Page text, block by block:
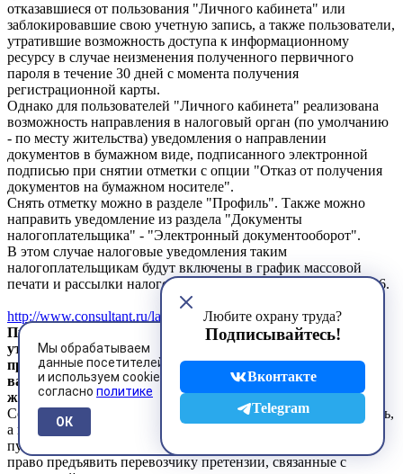
отказавшиеся от пользования "Личного кабинета" или
заблокировавшие свою учетную запись, а также пользователи,
утратившие возможность доступа к информационному
ресурсу в случае неизменения полученного первичного
пароля в течение 30 дней с момента получения
регистрационной карты.
Однако для пользователей "Личного кабинета" реализована
возможность направления в налоговый орган (по умолчанию
- по месту жительства) уведомления о направлении
документов в бумажном виде, подписанного электронной
подписью при снятии отметки с опции "Отказ от получения
документов на бумажном носителе".
Снять отметку можно в разделе "Профиль". Также можно
направить уведомление из раздела "Документы
налогоплательщика" - "Электронный документооборот".
В этом случае налоговые уведомления таким
налогоплательщикам будут включены в график массовой
печати и рассылки налоговых уведомлений после 01.09.2016.
http://www.consultant.ru/law/hotdocs/47286.html
Приказ Минтранса России от 31.03.2016 N 84 "Об
утверждении Правил предъявления и рассмотрения
претензий при перевозке грузов, порожних грузовых
вагонов, не принадлежащих перевозчику,
железнодорожным транспортом"
Согласно новому приказу грузоотправитель, грузополучатель,
а в отдельных случаях также владелец железнодорожного
пути необщего пользования, вагонов, контейнеров имеет
право предъявить перевозчику претензии, связанные с
Мы обрабатываем
данные посетителей
и используем cookies
согласно политике
ОК
Любите охрану труда?
Подписывайтесь!
Вконтакте
Telegram